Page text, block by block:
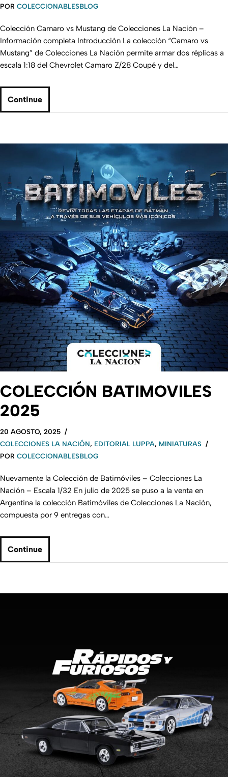
POR COLECCIONABLESBLOG
Colección Camaro vs Mustang de Colecciones La Nación –
Información completa Introducción La colección “Camaro vs
Mustang” de Colecciones La Nación permite armar dos réplicas a
escala 1:18 del Chevrolet Camaro Z/28 Coupé y del…
Continue
COLECCIÓN BATIMOVILES
2025
20 AGOSTO, 2025
COLECCIONES LA NACIÓN, EDITORIAL LUPPA, MINIATURAS
POR COLECCIONABLESBLOG
Nuevamente la Colección de Batimóviles – Colecciones La
Nación – Escala 1/32 En julio de 2025 se puso a la venta en
Argentina la colección Batimóviles de Colecciones La Nación,
compuesta por 9 entregas con…
Continue